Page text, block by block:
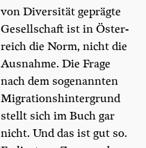
von Diver­si­tät gepräg­te
Gesell­schaft ist in Öster­
reich die Norm, nicht die
Aus­nah­me. Die Fra­ge
nach dem soge­nann­ten
Migra­ti­ons­hin­ter­grund
stellt sich im Buch gar
nicht. Und das ist gut so.